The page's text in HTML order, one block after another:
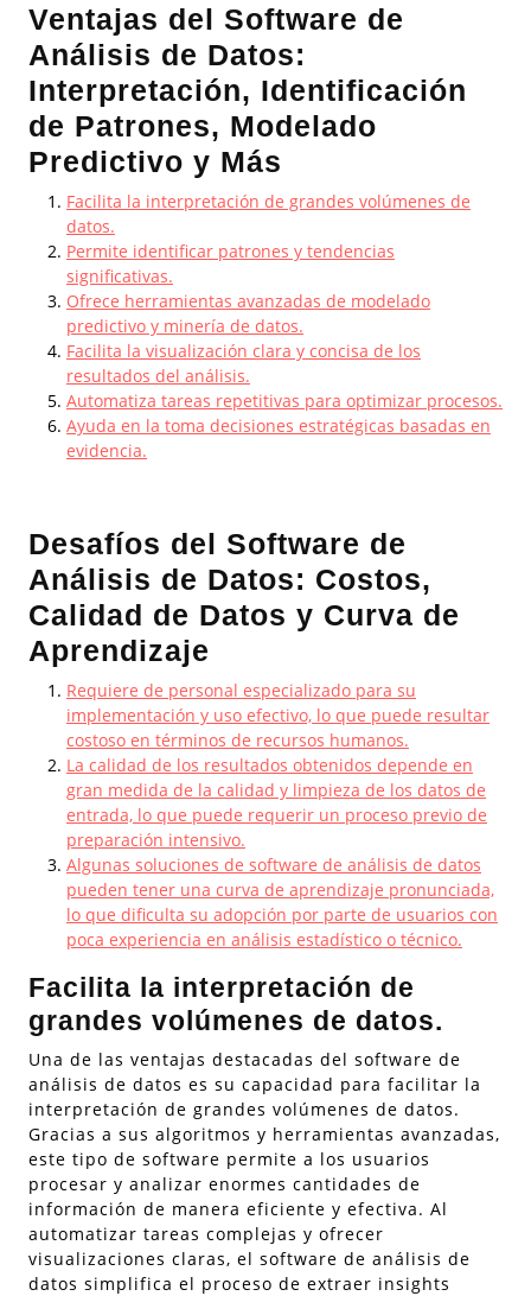
Ventajas del Software de
Análisis de Datos:
Interpretación, Identificación
de Patrones, Modelado
Predictivo y Más
Facilita la interpretación de grandes volúmenes de
datos.
Permite identificar patrones y tendencias
significativas.
Ofrece herramientas avanzadas de modelado
predictivo y minería de datos.
Facilita la visualización clara y concisa de los
resultados del análisis.
Automatiza tareas repetitivas para optimizar procesos.
Ayuda en la toma decisiones estratégicas basadas en
evidencia.
Desafíos del Software de
Análisis de Datos: Costos,
Calidad de Datos y Curva de
Aprendizaje
Requiere de personal especializado para su
implementación y uso efectivo, lo que puede resultar
costoso en términos de recursos humanos.
La calidad de los resultados obtenidos depende en
gran medida de la calidad y limpieza de los datos de
entrada, lo que puede requerir un proceso previo de
preparación intensivo.
Algunas soluciones de software de análisis de datos
pueden tener una curva de aprendizaje pronunciada,
lo que dificulta su adopción por parte de usuarios con
poca experiencia en análisis estadístico o técnico.
Facilita la interpretación de
grandes volúmenes de datos.
Una de las ventajas destacadas del software de
análisis de datos es su capacidad para facilitar la
interpretación de grandes volúmenes de datos.
Gracias a sus algoritmos y herramientas avanzadas,
este tipo de software permite a los usuarios
procesar y analizar enormes cantidades de
información de manera eficiente y efectiva. Al
automatizar tareas complejas y ofrecer
visualizaciones claras, el software de análisis de
datos simplifica el proceso de extraer insights